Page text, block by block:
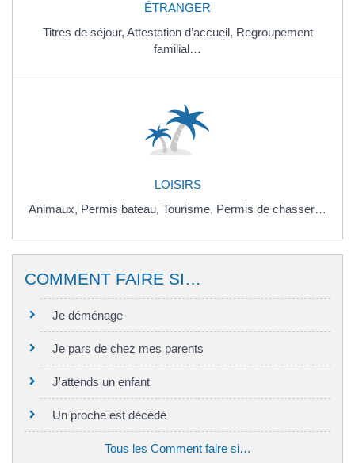
ÉTRANGER
Titres de séjour, Attestation d’accueil, Regroupement
familial…
LOISIRS
Animaux, Permis bateau, Tourisme, Permis de chasser…
COMMENT FAIRE SI…
Je déménage
Je pars de chez mes parents
J'attends un enfant
Un proche est décédé
Tous les Comment faire si…